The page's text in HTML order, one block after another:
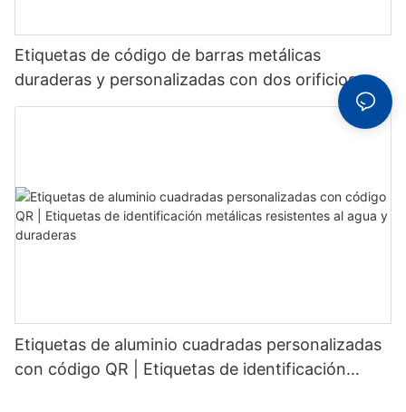
Etiquetas de código de barras metálicas
duraderas y personalizadas con dos orificios
fijos para un reconocimiento estable.
Etiquetas de aluminio cuadradas personalizadas
con código QR | Etiquetas de identificación